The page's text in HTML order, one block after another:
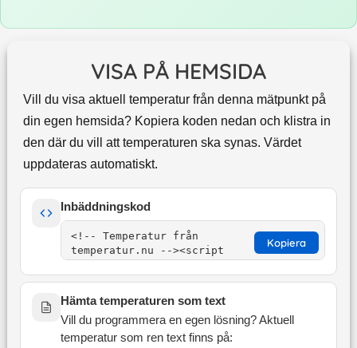
VISA PÅ HEMSIDA
Vill du visa aktuell temperatur från denna mätpunkt på
din egen hemsida? Kopiera koden nedan och klistra in
den där du vill att temperaturen ska synas. Värdet
uppdateras automatiskt.
Inbäddningskod
Kopiera
Hämta temperaturen som text
Vill du programmera en egen lösning? Aktuell
temperatur som ren text finns på: